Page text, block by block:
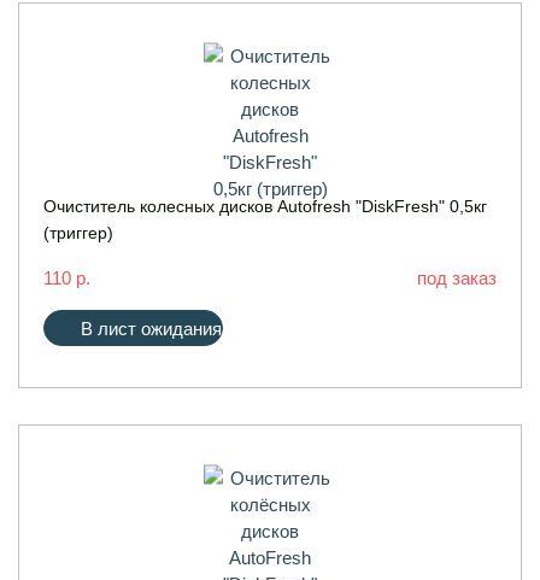
Очиститель колесных дисков Autofresh "DiskFresh" 0,5кг
(триггер)
110 р. под заказ
В лист ожидания